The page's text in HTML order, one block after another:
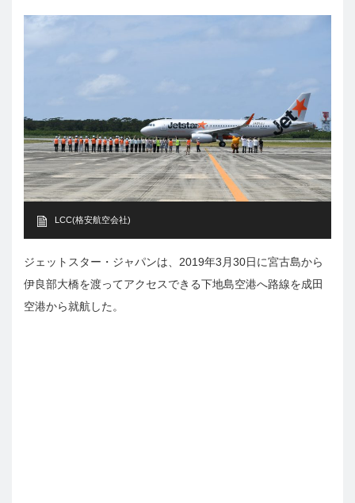
LCC(格安航空会社)
ジェットスター・ジャパンは、2019年3月30日に宮古島から
伊良部大橋を渡ってアクセスできる下地島空港へ路線を成田
空港から就航した。